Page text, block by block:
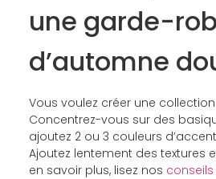
une garde-
d’automne
Vous voulez créer une
Concentrez-vous sur des
ajoutez 2 ou 3 couleurs
Ajoutez lentement des textures
en savoir plus, lisez nos conseils